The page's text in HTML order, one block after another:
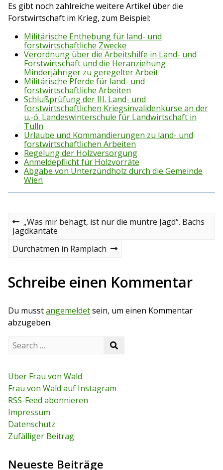
Es gibt noch zahlreiche weitere Artikel über die
Forstwirtschaft im Krieg, zum Beispiel:
Militärische Enthebung für land- und
forstwirtschaftliche Zwecke
Verordnung über die Arbeitshilfe in Land- und
Forstwirtschaft und die Heranziehung
Minderjähriger zu geregelter Arbeit
Militärische Pferde für land- und
forstwirtschaftliche Arbeiten
Schlußprüfung der III. Land- und
forstwirtschaftlichen Kriegsinvalidenkurse an der
u.-ö. Landeswinterschule für Landwirtschaft in
Tulln
Urlaube und Kommandierungen zu land- und
forstwirtschaftlichen Arbeiten
Regelung der Holzversorgung
Anmeldepflicht für Holzvorräte
Abgabe von Unterzündholz durch die Gemeinde
Wien
B
e
t
r
a
g
s
a
v
i
g
P
r
e
v
u
s
s
t
„Was mir behagt, ist nur die muntre Jagd“. Bachs
Jagdkantate
N
t
p
t
Durchatmen in Ramplach
Schreibe einen Kommentar
Du musstangemeldetsein, um einen Kommentar
abzugeben.
c
h
f
o
r
:
Über Frau von Wald
Frau von Wald auf Instagram
RSS-Feed abonnieren
Impressum
Datenschutz
Zufälliger Beitrag
Neueste Beiträge